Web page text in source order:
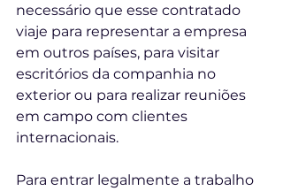
necessário que esse contratado
viaje para representar a empresa
em outros países, para visitar
escritórios da companhia no
exterior ou para realizar reuniões
em campo com clientes
internacionais.
Para entrar legalmente a trabalho